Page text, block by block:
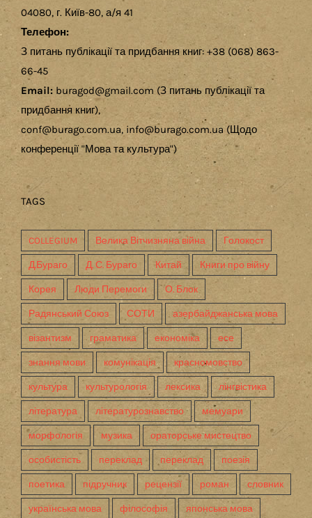
04080, г. Київ-80, а/я 41
Телефон:
З питань публікації та придбання книг: +38 (068) 863-
66-45
Email: buragod@gmail.com (З питань публікації та
придбання книг),
conf@burago.com.ua, info@burago.com.ua (Щодо
конференції "Мова та культура")
TAGS
COLLEGIUM Велика Вітчизняна війна Голокост
Д.Бураго Д. С. Бураго Китай Книги про війну
Корея Люди Перемоги О. Блок
Радянський Союз СОТИ азербайджанська мова
візантизм граматика економіка есе
знання мови комунікація красномовство
культура культурологія лексика лінгвістика
література літературознавство мемуари
морфологія музика ораторське мистецтво
особистість переклад переклад поезія
поетика підручник рецензії роман словник
українська мова філософія японська мова